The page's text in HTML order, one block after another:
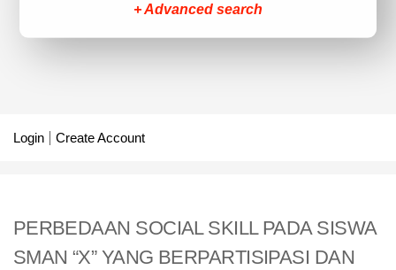
+ Advanced search
Login Create Account
PERBEDAAN SOCIAL SKILL PADA SISWA
SMAN “X” YANG BERPARTISIPASI DAN